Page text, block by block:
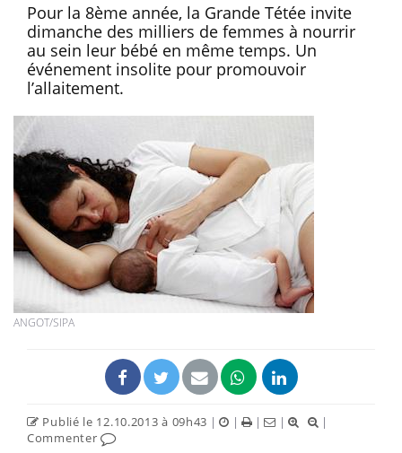
Pour la 8ème année, la Grande Tétée invite
dimanche des milliers de femmes à nourrir
au sein leur bébé en même temps. Un
événement insolite pour promouvoir
l’allaitement.
ANGOT/SIPA
Publié le 12.10.2013 à 09h43 | | | |
|
Commenter